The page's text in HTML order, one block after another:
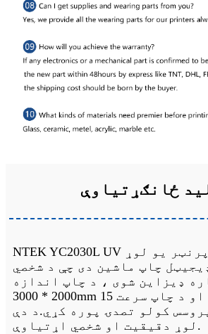
ځانګړتیاوې
NTEK YC2030L UV فلیټ بیډ پرنټر یو لوړ
چاپ ماشین دی چې د شخصي
ډیزاین شوی ، د چاپ اندازه
2000 * 3000mm ده او د چاپ سرعت 15sqm/h-30sqm/h
کولو تصدۍ پوره کړي. د دې
لوړ دقیقیت او شخصي اړتیاوې.